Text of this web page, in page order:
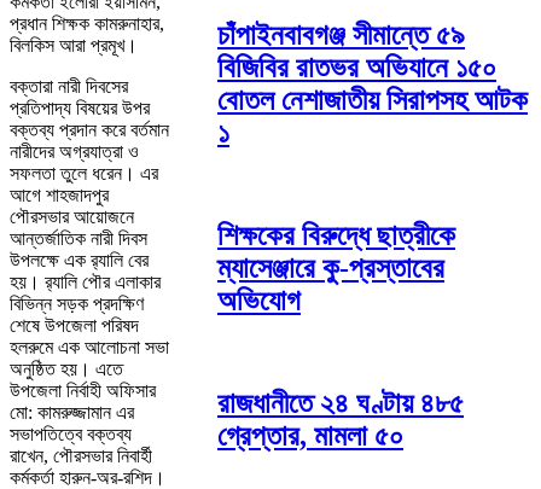
প্রধান শিক্ষক কামরুনাহার,
বিলকিস আরা প্রমূখ।
বক্তারা নারী দিবসের
প্রতিপাদ্য বিষয়ের উপর
বক্তব্য প্রদান করে বর্তমান
নারীদের অগ্রযাত্রা ও
সফলতা তুলে ধরেন। এর
আগে শাহজাদপুর
পৌরসভার আয়োজনে
আন্তর্জাতিক নারী দিবস
উপলক্ষে এক র‍্যালি বের
হয়। র‍্যালি পৌর এলাকার
বিভিন্ন সড়ক প্রদক্ষিণ
শেষে উপজেলা পরিষদ
হলরুমে এক আলোচনা সভা
অনুষ্ঠিত হয়। এতে
উপজেলা নির্বাহী অফিসার
মো: কামরুজ্জামান এর
সভাপতিত্বে বক্তব্য
রাখেন, পৌরসভার নিবার্হী
কর্মকর্তা হারুন-অর-রশিদ।
চাঁপাইনবাবগঞ্জ সীমান্তে ৫৯
বিজিবির রাতভর অভিযানে ১৫০
বোতল নেশাজাতীয় সিরাপসহ আটক
১
শিক্ষকের বিরুদ্ধে ছাত্রীকে
ম্যাসেঞ্জারে কু-প্রস্তাবের
অভিযোগ
রাজধানীতে ২৪ ঘণ্টায় ৪৮৫
গ্রেপ্তার, মামলা ৫০